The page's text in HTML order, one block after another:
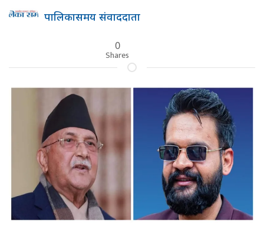
पालिकासमय संवाददाता
0
Shares